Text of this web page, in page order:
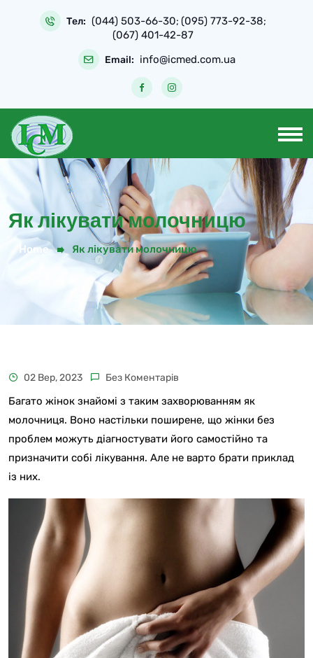
Тел: (044) 503-66-30; (095) 773-92-38;
(067) 401-42-87
Email: info@icmed.com.ua
Як лікувати молочницю
Home Як лікувати молочницю
02 Вер, 2023 Без Коментарів
Багато жінок знайомі з таким захворюванням як
молочниця. Воно настільки поширене, що жінки без
проблем можуть діагностувати його самостійно та
призначити собі лікування. Але не варто брати приклад
із них.